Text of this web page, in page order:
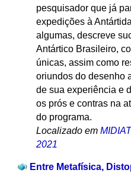
pesquisador que já
expedições à
algumas, descreve
Antártico Brasileiro,
únicas, assim como
oriundos do desenho
de sua experiência e
os prós e contras na
do programa.
Localizado em
2021
Entre Metafísica,